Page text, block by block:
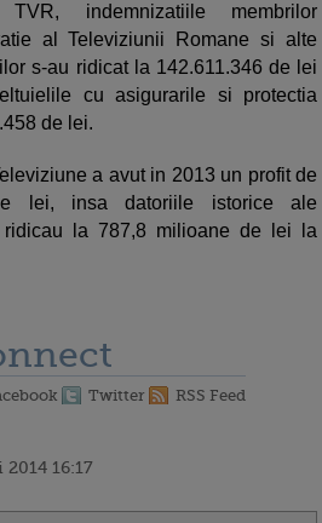
indemnizatiile membrilor
al Televiziunii Romane si alte
s-au ridicat la 142.611.346 de lei
cu asigurarile si protectia
de lei.
a avut in 2013 un profit de
lei, insa datoriile istorice ale
ridicau la 787,8 milioane de lei la
Twitter RSS Feed
2014 16:17